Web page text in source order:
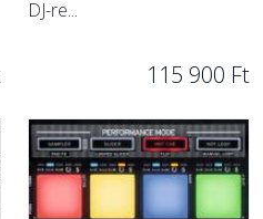
DJ-re...
115 900 Ft